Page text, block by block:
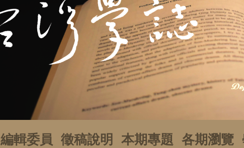
編輯委員 徵稿說明 本期專題 各期瀏覽